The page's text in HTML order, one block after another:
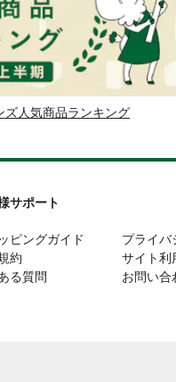
ズ人気商品ランキング
サポート
ピングガイド
約
る質問
プライバ
サイト利
お問い合